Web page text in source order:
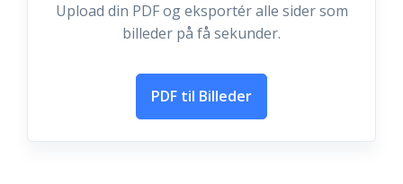
Upload din PDF og eksportér alle sider som
billeder på få sekunder.
PDF til Billeder